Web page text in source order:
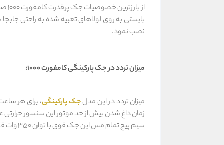
از بارزترین خصوصیات جک پرقدرت کامفورت 1000 صدای سایلنت موتور آن می‌باشد.
بایستی به روی لولاهای تعبیه شده به راحتی
نصب نمود.
میزان تردد در جک پارکینگی کامفورت 1000:
میزان تردد در این مدلجک پارکینگی
زمان داغ شدن بیش از حد موتور این سنسور
سیم پیچ تمام مس این جک قوی با توان 350 وات قادر به جابجایی درب‌های سنگین و صنعتی می‌باشد.